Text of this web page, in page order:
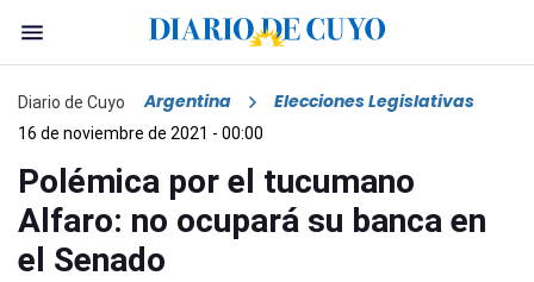
Diario de Cuyo Argentina Elecciones Legislativas
16 de noviembre de 2021 - 00:00
Polémica por el tucumano
Alfaro: no ocupará su banca en
el Senado